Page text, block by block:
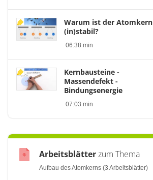
Warum ist der Atomkern
(in)stabil?
06:38 min
Kernbausteine -
Massendefekt -
Bindungsenergie
07:03 min
Arbeitsblätterzum Thema
Aufbau des Atomkerns (3 Arbeitsblätter)